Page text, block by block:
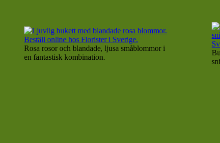
Rosa rosor och blandade, ljusa småblommor i
en fantastisk kombination.